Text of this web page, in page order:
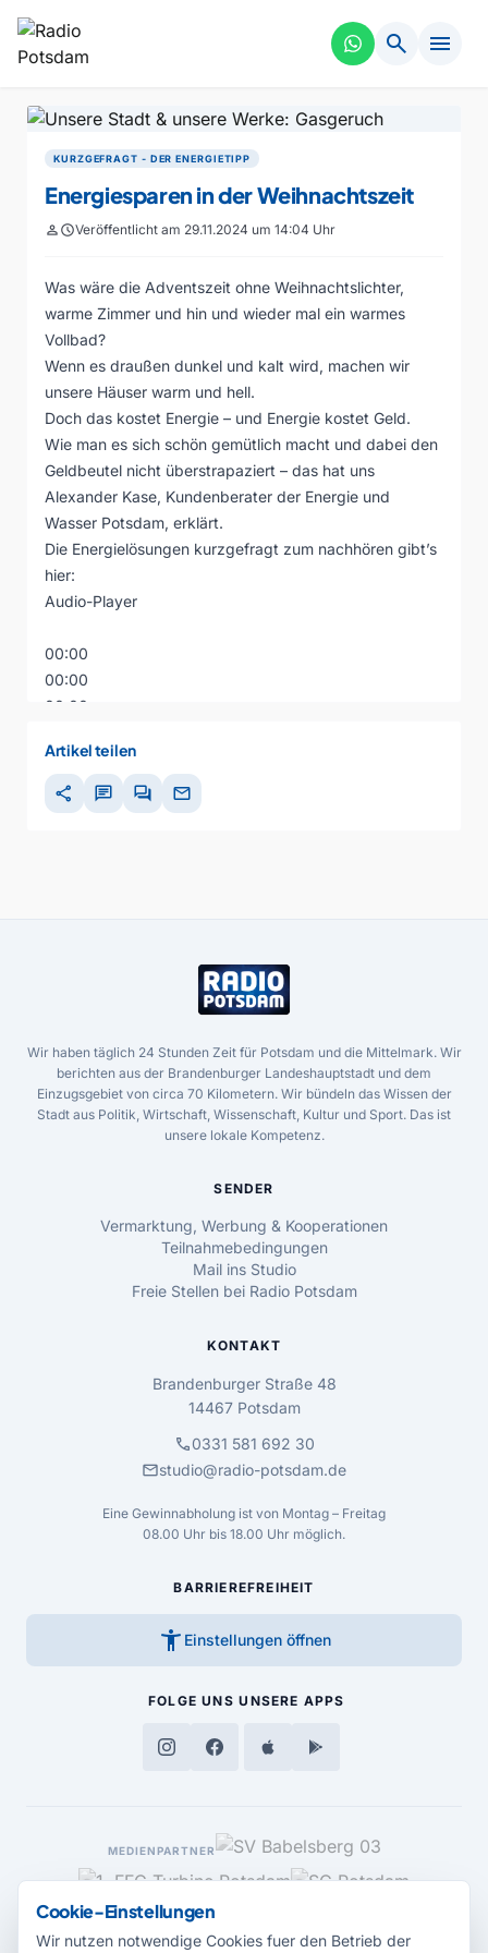
search menu
KURZGEFRAGT - DER ENERGIETIPP
Energiesparen in der Weihnachtszeit
personscheduleVeröffentlicht am 29.11.2024 um 14:04 Uhr
Was wäre die Adventszeit ohne Weihnachtslichter,
warme Zimmer und hin und wieder mal ein warmes
Vollbad?
Wenn es draußen dunkel und kalt wird, machen wir
unsere Häuser warm und hell.
Doch das kostet Energie – und Energie kostet Geld.
Wie man es sich schön gemütlich macht und dabei den
Geldbeutel nicht überstrapaziert – das hat uns
Alexander Kase, Kundenberater der Energie und
Wasser Potsdam, erklärt.
Die Energielösungen kurzgefragt zum nachhören gibt’s
hier:
Audio-Player
00:00
00:00
00:00
Artikel teilen
share chat forum mail
Wir haben täglich 24 Stunden Zeit für Potsdam und die Mittelmark. Wir
berichten aus der Brandenburger Landeshauptstadt und dem
Einzugsgebiet von circa 70 Kilometern. Wir bündeln das Wissen der
Stadt aus Politik, Wirtschaft, Wissenschaft, Kultur und Sport. Das ist
unsere lokale Kompetenz.
SENDER
Vermarktung, Werbung & Kooperationen
Teilnahmebedingungen
Mail ins Studio
Freie Stellen bei Radio Potsdam
KONTAKT
Brandenburger Straße 48
14467 Potsdam
call0331 581 692 30
mailstudio@radio-potsdam.de
Eine Gewinnabholung ist von Montag – Freitag
08.00 Uhr bis 18.00 Uhr möglich.
BARRIEREFREIHEIT
accessibility_new Einstellungen öffnen
FOLGE UNS UNSERE APPS
MEDIENPARTNER
Cookie-Einstellungen
Wir nutzen notwendige Cookies fuer den Betrieb der